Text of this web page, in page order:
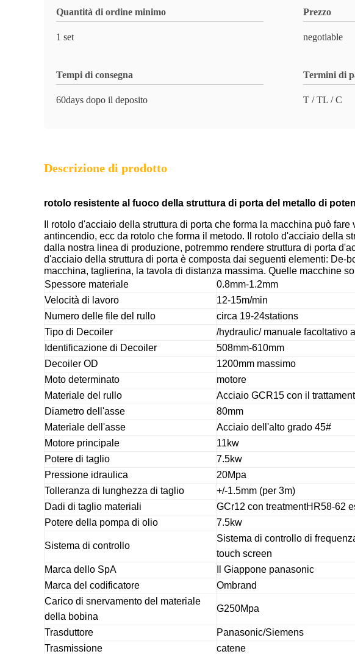
Quantità di ordine minimo
1 set
Prezzo
negotiable
Tempi di consegna
60days dopo il deposito
Termini di
T / TL / C
Descrizione di prodotto
rotolo resistente al fuoco della struttura di porta del metallo di
Il rotolo d'acciaio della struttura di porta che forma la macchina può
antincendio, ecc da rotolo che forma il metodo. Il rotolo d'acciaio della
dalla nostra linea di produzione, potremmo rendere struttura di porta
d'acciaio della struttura di porta è composta dai seguenti elementi:
macchina, taglierina, la tavola di distanza massima. Quelle macchine
Spessore materiale
0.8mm-1.2mm
Velocità di lavoro
12-15m/min
Numero delle file del rullo
circa 19-24stations
Tipo di Decoiler
/hydraulic/ manuale facoltativo
Identificazione di Decoiler
508mm-610mm
Decoiler OD
1200mm massimo
Moto determinato
motore
Materiale del rullo
Acciaio GCR15 con il
Diametro dell'asse
80mm
Materiale dell'asse
Acciaio dell'alto grado 45#
Motore principale
11kw
Potere di taglio
7.5kw
Pressione idraulica
20Mpa
Tolleranza di lunghezza di taglio
+/-1.5mm (per 3m)
Dadi di taglio materiali
GCr12 con treatmentHR58-62
Potere della pompa di olio
7.5kw
Sistema di controllo
Sistema di controllo di
touch screen
Marca dello SpA
Il Giappone panasonic
Marca del codificatore
Ombrand
Carico di snervamento del materiale
della bobina
G250Mpa
Trasduttore
Panasonic/Siemens
Trasmissione
catene